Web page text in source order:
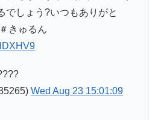
でしょう?いつもありがと
きゅるん
Wed Aug 23 15:01:09